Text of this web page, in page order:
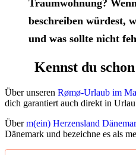
Traumwohnung?
beschreiben würdest,
und was sollte nicht
Kennst du
Über unseren Rømø-Urlaub im
dich garantiert auch direkt in
Überm(ein) Herzensland
Dänemark und bezeichne es als